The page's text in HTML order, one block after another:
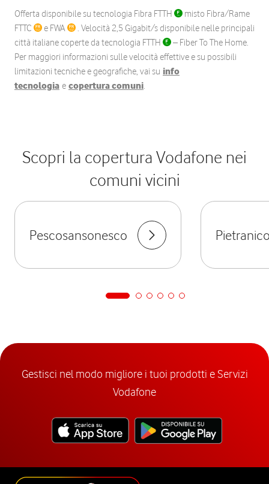
Offerta disponibile su tecnologia Fibra FTTH
misto Fibra/Rame
FTTC
e FWA
. Velocità 2,5 Gigabit/s disponibile nelle principali
città italiane coperte da tecnologia FTTH
– Fiber To The Home.
Per maggiori informazioni sulle velocità effettive e su possibili
limitazioni tecniche e geografiche, vai su info
tecnologia e copertura comuni.
Scopri la copertura Vodafone nei
comuni vicini
Pescosansonesco
Gestisci nel modo migliore i tuoi prodotti e Servizi
Vodafone